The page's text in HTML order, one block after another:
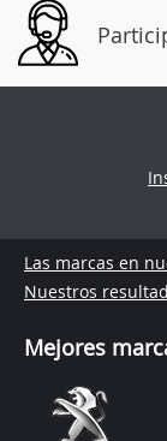
Las marcas en
Nuestros
Mejores